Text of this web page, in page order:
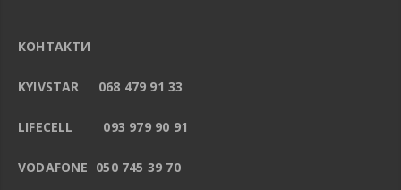
КОНТАКТИ
KYIVSTAR 068 479 91 33
LIFECELL 093 979 90 91
VODAFONE 050 745 39 70